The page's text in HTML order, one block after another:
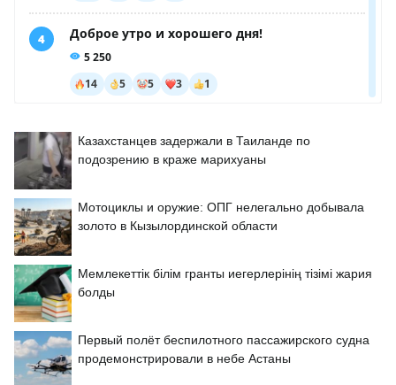
Казахстанцев задержали в Таиланде по
подозрению в краже марихуаны
Мотоциклы и оружие: ОПГ нелегально добывала
золото в Кызылординской области
Мемлекеттік білім гранты иегерлерінің тізімі жария
болды
Первый полёт беспилотного пассажирского судна
продемонстрировали в небе Астаны